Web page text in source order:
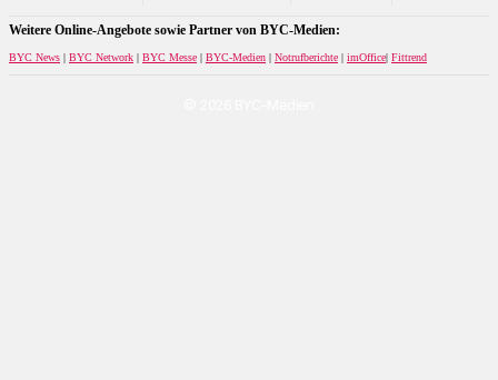
Weitere Online-Angebote sowie Partner von BYC-Medien:
BYC News | BYC Network | BYC Messe | BYC-Medien | Notrufberichte | imOffice| Fittrend